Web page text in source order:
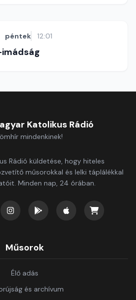
péntek 12:01
Katolikus Rádió
mindenkinek!
Rádió küldetése, hogy hiteles
műsorokkal és lelki táplálékkal
Minden nap, 24 órában.
Műsorok
Élő adás
és archívum